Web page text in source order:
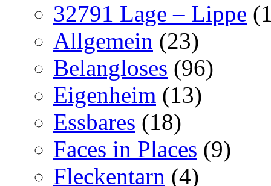
32791 Lage – Lippe
Allgemein (23)
Belangloses (96)
Eigenheim (13)
Essbares (18)
Faces in Places (9)
Fleckentarn (4)